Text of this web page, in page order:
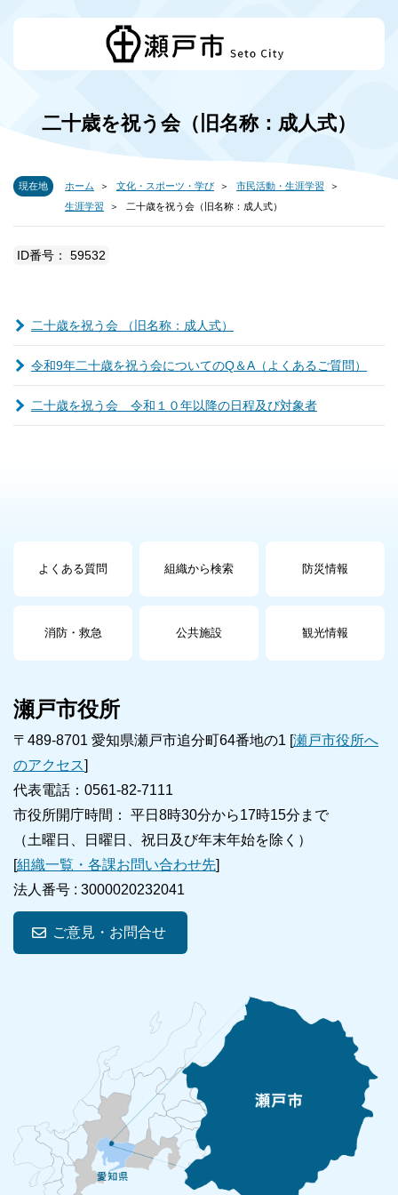
二十歳を祝う会（旧名称：成人式）
現在地 ホーム 文化・スポーツ・学び
市民活動・生涯学習
生涯学習
二十歳を祝う会（旧名称：成人式）
ID番号： 59532
二十歳を祝う会 （旧名称：成人式）
令和9年二十歳を祝う会についてのQ＆A（よくあるご質問）
二十歳を祝う会 令和１０年以降の日程及び対象者
よくある質問 組織から検索 防災情報
消防・救急 公共施設 観光情報
瀬戸市役所
〒489-8701 愛知県瀬戸市追分町64番地の1 [瀬戸市役所へ
のアクセス]
代表電話：0561-82-7111
市役所開庁時間： 平日8時30分から17時15分まで
（土曜日、日曜日、祝日及び年末年始を除く）
[組織一覧・各課お問い合わせ先]
法人番号 : 3000020232041
ご意見・お問合せ